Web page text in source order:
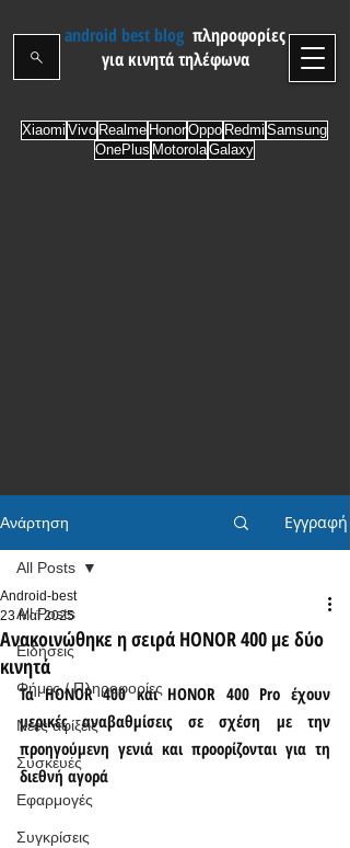
android best blog πληροφορίες
για κινητά τηλέφωνα
Xiaomi Vivo Realme HonorOppo Redmi Samsung
OnePlus MotorolaGalaxy
Ανάρτηση Εγγραφή
All Posts
Ειδήσεις
Φήμες / Πληροφορίες
Νέες αφίξεις
Συσκευές
Εφαρμογές
Συγκρίσεις
All Posts
Ανακοινώθηκε η σειρά HONOR 400 με δύο
κινητά
Android-best
23 Μαΐ 2025
Τα HONOR 400 και HONOR 400 Pro έχουν
μερικές αναβαθμίσεις σε σχέση με την
προηγούμενη γενιά και προορίζονται για τη
διεθνή αγορά